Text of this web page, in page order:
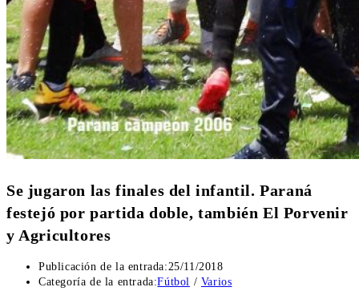
Se jugaron las finales del infantil. Paraná
festejó por partida doble, también El Porvenir
y Agricultores
Publicación de la entrada:25/11/2018
Categoría de la entrada:Fútbol / Varios